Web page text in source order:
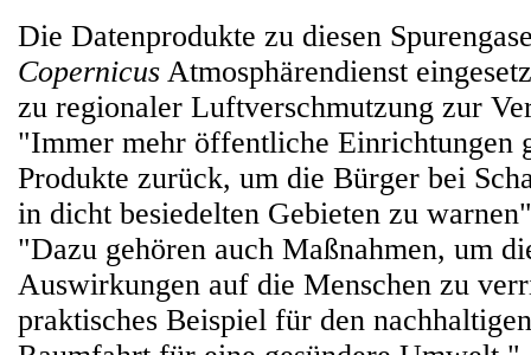
Die Datenprodukte zu diesen
Copernicus Atmosphärendienst
zu regionaler Luftverschmutzung zur
"Immer mehr öffentliche Einrichtungen
Produkte zurück, um die Bürger bei
in dicht besiedelten Gebieten zu
"Dazu gehören auch Maßnahmen, um
Auswirkungen auf die Menschen zu
praktisches Beispiel für den